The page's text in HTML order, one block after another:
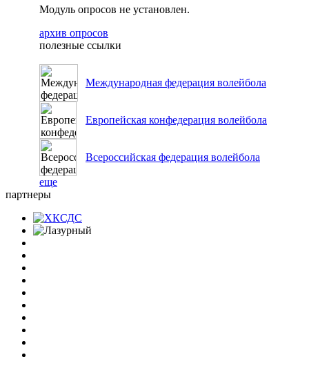
Модуль опросов не установлен.
архив опросов
полезные ссылки
Международная федерация волейбола
Европейская конфедерация волейбола
Всероссийская федерация волейбола
еще
партнеры